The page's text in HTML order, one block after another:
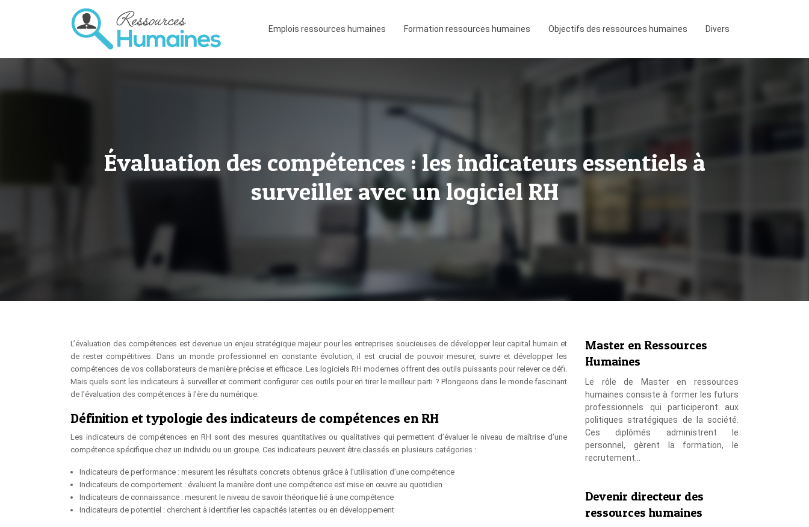
Emplois ressources humaines Formation ressources humaines Objectifs des ressources humaines Divers
Évaluation des compétences : les indicateurs essentiels à
surveiller avec un logiciel RH
L’évaluation des compétences est devenue un enjeu stratégique majeur pour les entreprises soucieuses de développer leur capital humain et
de rester compétitives. Dans un monde professionnel en constante évolution, il est crucial de pouvoir mesurer, suivre et développer les
compétences de vos collaborateurs de manière précise et efficace. Les logiciels RH modernes offrent des outils puissants pour relever ce défi.
Mais quels sont les indicateurs à surveiller et comment configurer ces outils pour en tirer le meilleur parti ? Plongeons dans le monde fascinant
de l’évaluation des compétences à l’ère du numérique.
Définition et typologie des indicateurs de compétences en RH
Les indicateurs de compétences en RH sont des mesures quantitatives ou qualitatives qui permettent d’évaluer le niveau de maîtrise d’une
compétence spécifique chez un individu ou un groupe. Ces indicateurs peuvent être classés en plusieurs catégories :
Indicateurs de performance : mesurent les résultats concrets obtenus grâce à l’utilisation d’une compétence
Indicateurs de comportement : évaluent la manière dont une compétence est mise en œuvre au quotidien
Indicateurs de connaissance : mesurent le niveau de savoir théorique lié à une compétence
Indicateurs de potentiel : cherchent à identifier les capacités latentes ou en développement
Master en Ressources
Humaines
Le rôle de Master en ressources
humaines consiste à former les futurs
professionnels qui participeront aux
politiques stratégiques de la société.
Ces diplômés administrent le
personnel, gèrent la formation, le
recrutement…
Devenir directeur des
ressources humaines